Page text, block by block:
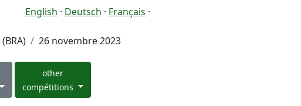
English · Deutsch · Français ·
26 novembre 2023
other
compétitions